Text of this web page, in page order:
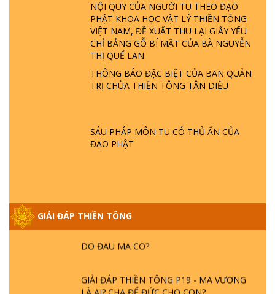
NỘI QUY CỦA NGƯỜI TU THEO ĐẠO
PHẬT KHOA HỌC VẬT LÝ THIỀN TÔNG
VIỆT NAM, ĐỀ XUẤT THU LẠI GIẤY YẾU
CHỈ BẢNG GỖ BÍ MẬT CỦA BÀ NGUYỄN
THỊ QUẾ LAN
THÔNG BÁO ĐẶC BIỆT CỦA BAN QUẢN
TRỊ CHÙA THIỀN TÔNG TÂN DIỆU
SÁU PHÁP MÔN TU CÓ THỦ ẤN CỦA
ĐẠO PHẬT
GIẢI ĐÁP THIỀN TÔNG
LÀ AI? QUỶ SA TĂNG? | TTTD
GIẢI ĐÁP THIỀN TÔNG ĐẶC BIỆT P22 - TẠI
SAO TRÁI ĐẤT NHIỀU THIÊN TAI - LŨ LỤT
- HỎA HOẠN | TTTD
HOA SEN ? | TTTD
GIẢI ĐÁP THIỀN TÔNG ĐẶC BIỆT PHẦN 20
- BÁC NGUYỄN NHÂN LÀ AI? PHIỀN NÃO
DO ĐÂU MÀ CÓ?
GIẢI ĐÁP THIỀN TÔNG P19 - MA VƯƠNG
LÀ AI? CHA ĐỂ ĐỨC CHO CON?